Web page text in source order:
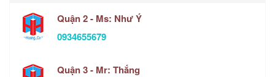
Quận 2 - Ms: Như Ý
0934655679
Quận 3 - Mr: Thắng